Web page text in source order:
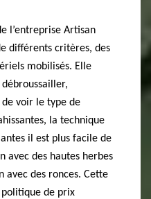
l’entreprise Artisan
différents critères, des
mobilisés. Elle
de voir le type de
la technique
il est plus facile de
avec des hautes herbes
avec des ronces. Cette
de prix